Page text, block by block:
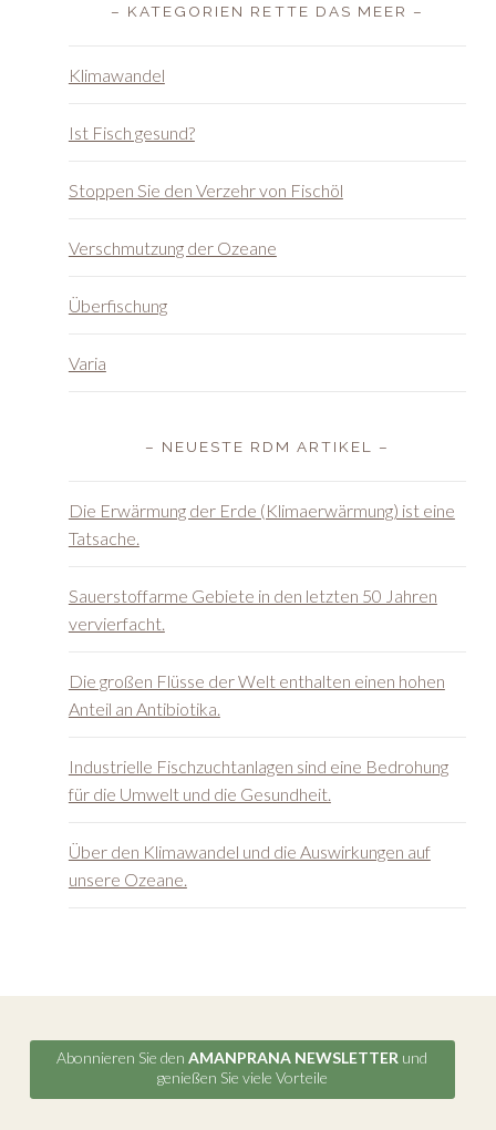
– KATEGORIEN RETTE DAS MEER –
Klimawandel
Ist Fisch gesund?
Stoppen Sie den Verzehr von Fischöl
Verschmutzung der Ozeane
Überfischung
Varia
– NEUESTE RDM ARTIKEL –
Die Erwärmung der Erde (Klimaerwärmung) ist eine
Tatsache.
Sauerstoffarme Gebiete in den letzten 50 Jahren
vervierfacht.
Die großen Flüsse der Welt enthalten einen hohen
Anteil an Antibiotika.
Industrielle Fischzuchtanlagen sind eine Bedrohung
für die Umwelt und die Gesundheit.
Über den Klimawandel und die Auswirkungen auf
unsere Ozeane.
Abonnieren Sie denAMANPRANA NEWSLETTER und
genießen Sie viele Vorteile